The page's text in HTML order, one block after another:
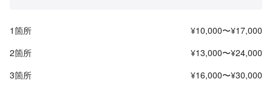
1箇所
¥10,000〜¥17,000
2箇所
¥13,000〜¥24,000
3箇所
¥16,000〜¥30,000